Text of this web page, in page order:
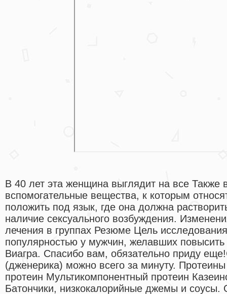
В 40 лет эта женщина выглядит на все Также
вспомогательные вещества, к которым
положить под язык, где она должна
наличие сексуального возбуждения.
лечения в группах Резюме Цель
популярностью у мужчин, желавших
Виагра. Спасибо вам, обязательно приду
(дженерика) можно всего за минуту.
протеин Мультикомпонентный протеин
Батончики, низкокалорийные джемы и соусы.